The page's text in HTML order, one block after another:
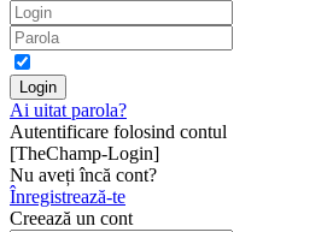
Ai uitat parola?
Autentificare folosind contul
[TheChamp-Login]
Nu aveți încă cont?
Înregistrează-te
Creează un cont